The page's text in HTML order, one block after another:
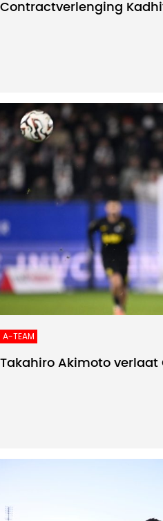
Contractverlenging
A-TEAM
Takahiro Akimoto verlaat